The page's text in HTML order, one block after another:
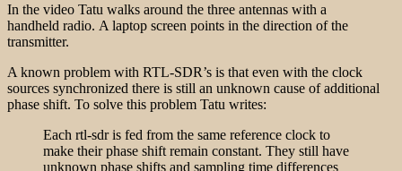
In the video Tatu walks around the three antennas with a
handheld radio. A laptop screen points in the direction of the
transmitter.
A known problem with RTL-SDR’s is that even with the clock
sources synchronized there is still an unknown cause of additional
phase shift. To solve this problem Tatu writes:
Each rtl-sdr is fed from the same reference clock to
make their phase shift remain constant. They still have
unknown phase shifts and sampling time differences